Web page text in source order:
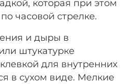
которая при этом
часовой стрелке.
и дыры в
штукатурке
для внутренних
в сухом виде. Мелкие